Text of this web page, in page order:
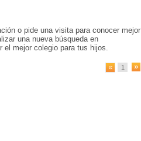
Fracaso escolar
Acoso escolar
o pide una visita para conocer mejor
una nueva búsqueda en
el mejor colegio para tus hijos.
1